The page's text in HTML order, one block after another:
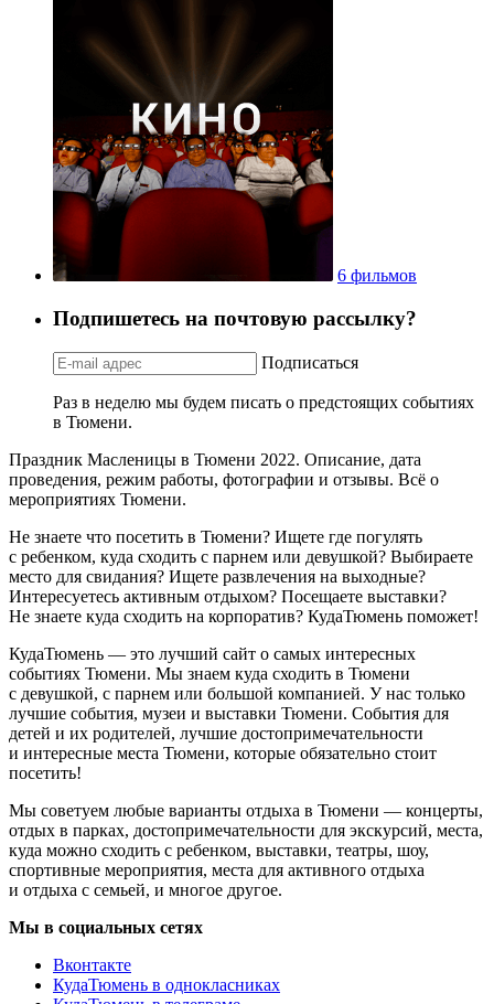
6 фильмов
Подпишетесь на почтовую рассылку?
Подписаться
Раз в неделю мы будем писать о предстоящих событиях
в Тюмени.
Праздник Масленицы в Тюмени 2022. Описание, дата
проведения, режим работы, фотографии и отзывы. Всё о
мероприятиях Тюмени.
Не знаете что посетить в Тюмени? Ищете где погулять
с ребенком, куда сходить с парнем или девушкой? Выбираете
место для свидания? Ищете развлечения на выходные?
Интересуетесь активным отдыхом? Посещаете выставки?
Не знаете куда сходить на корпоратив? КудаТюмень поможет!
КудаТюмень — это лучший сайт о самых интересных
событиях Тюмени. Мы знаем куда сходить в Тюмени
с девушкой, с парнем или большой компанией. У нас только
лучшие события, музеи и выставки Тюмени. События для
детей и их родителей, лучшие достопримечательности
и интересные места Тюмени, которые обязательно стоит
посетить!
Мы советуем любые варианты отдыха в Тюмени — концерты,
отдых в парках, достопримечательности для экскурсий, места,
куда можно сходить с ребенком, выставки, театры, шоу,
спортивные мероприятия, места для активного отдыха
и отдыха с семьей, и многое другое.
Мы в социальных сетях
Вконтакте
КудаТюмень в однокласниках